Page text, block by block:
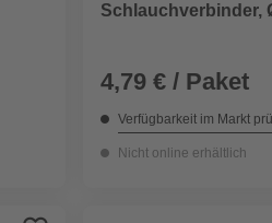
Schlauchverbinder,
4,79 € / Paket
Verfügbarkeit im Markt
Nicht online erhältlich